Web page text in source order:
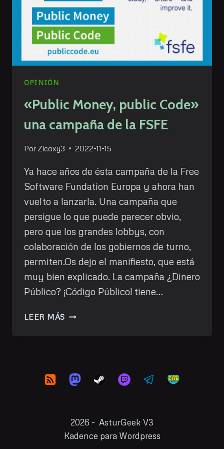
OPINIÓN
«Public Money, public Code»
una campaña de la FSFE
Por Zicoxy3 2022-11-15
Ya hace años de ésta campaña de la Free
Software Fundation Europa y ahora han
vuelto a lanzarla. Una campaña que
persigue lo que puede parecer obvio,
pero que los grandes lobbys, con
colaboración de los gobiernos de turno,
permiten.Os dejo el manifiesto, que está
muy bien explicado. La campaña ¿Dinero
Público? ¡Código Público! tiene…
LEER MÁS «PUBLIC
CAMPAÑA
DE
2026 - AsturGeek V3
Kadence para Wordpress